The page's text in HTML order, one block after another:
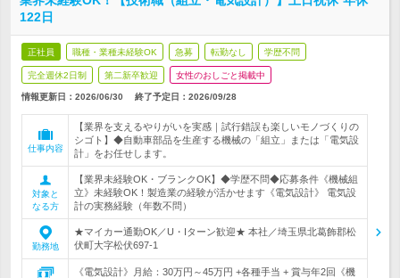
122日
正社員 職種・業種未経験OK 急募 転勤なし 学歴不問
完全週休2日制 第二新卒歓迎 女性のおしごと掲載中
情報更新日：2026/06/30 終了予定日： 2026/09/28
仕事内容
【業界を支えるやりがいを実感｜試行錯誤も楽しいモノづくりの
シゴト】◆自動車部品を生産する機械の「組立」または「電気設
計」をお任せします。
対象と
なる方
【業界未経験OK・ブランクOK】◆学歴不問◆応募条件《機械組
立》未経験OK！製造業の経験が活かせます《電気設計》 電気設
計の実務経験（年数不問）
勤務地
★マイカー通勤OK／U・Iターン歓迎★ 本社／埼玉県北葛飾郡松
伏町大字松伏697-1
《電気設計》月給：30万円～45万円 +各種手当 + 賞与年2回《機